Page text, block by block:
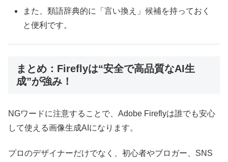
また、類語辞典的に「言い換え」候補を持っておく
と便利です。
まとめ：Fireflyは“安全で高品質なAI生
成”が強み！
NGワードに注意することで、Adobe Fireflyは誰でも安心
して使える画像生成AIになります。
プロのデザイナーだけでなく、初心者やブロガー、SNS